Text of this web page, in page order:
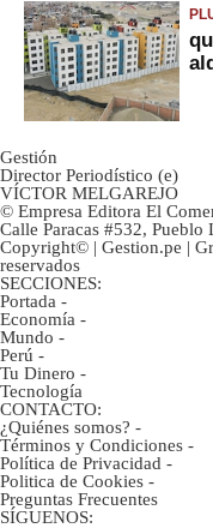
Gestión
Director Periodístico (e)
VÍCTOR MELGAREJO
© Empresa Editora El
Calle Paracas #532, Pueblo
Copyright© | Gestion.pe |
reservados
SECCIONES:
Portada -
Economía -
Mundo -
Perú -
Tu Dinero -
Tecnología
CONTACTO:
¿Quiénes somos? -
Términos y Condiciones -
Política de Privacidad -
Politica de Cookies -
Preguntas Frecuentes
SÍGUENOS: